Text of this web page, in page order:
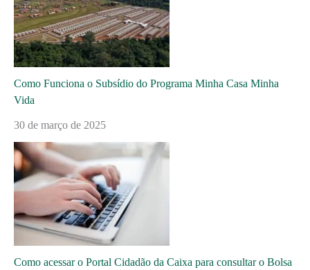
Como Funciona o Subsídio do Programa Minha Casa Minha
Vida
30 de março de 2025
Como acessar o Portal Cidadão da Caixa para consultar o Bolsa